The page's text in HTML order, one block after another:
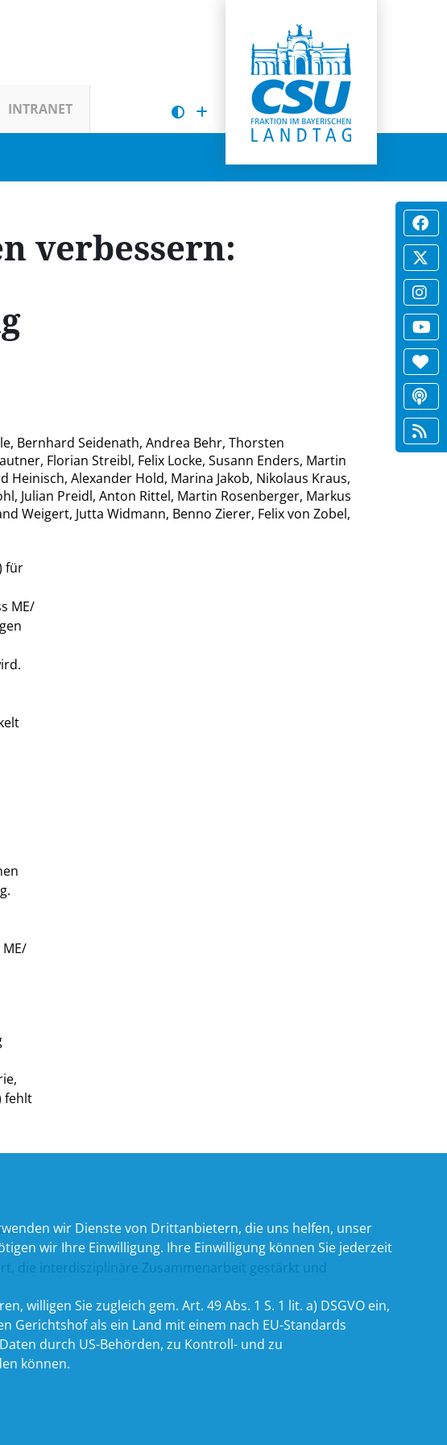
INTRANET
verbessern:
Bernhard Seidenath, Andrea Behr, Thorsten
Florian Streibl, Felix Locke, Susann Enders, Martin
Alexander Hold, Marina Jakob, Nikolaus Kraus,
Julian Preidl, Anton Rittel, Martin Rosenberger, Markus
Weigert, Jutta Widmann, Benno Zierer, Felix von Zobel,
für
ME/
fehlt
die interdisziplinäre Zusammenarbeit gestärkt und
wir Dienste von Drittanbietern, die uns helfen, unser
wir Ihre Einwilligung. Ihre Einwilligung können Sie jederzeit
willigen Sie zugleich gem. Art. 49 Abs. 1 S. 1 lit. a) DSGVO ein,
Gerichtshof als ein Land mit einem nach EU-Standards
durch US-Behörden, zu Kontroll- und zu
können.